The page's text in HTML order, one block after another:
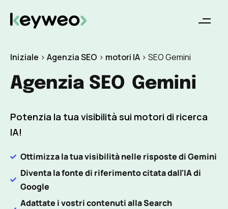
Iniziale > Agenzia SEO > motori IA > SEO Gemini
Agenzia SEO Gemini
Potenzia la tua visibilità sui motori di ricerca
IA!
Ottimizza la tua visibilità nelle risposte di Gemini
Diventa la fonte di riferimento citata dall'IA di
Google
Adattate i vostri contenuti alla Search